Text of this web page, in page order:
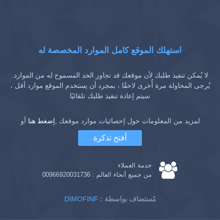
استهلك الموقع كامل الموارد المخصصة له
لا يُمكن تنفيذ طلبك لأن موقعك قد تجاوز الحد المسموح له من الموارد.
يُرجى المحاولة مرة أُخرى لاحقًا ، بمجرد أن يستخدم الموقع موارد أقل ،
سيتم إعادة تنفيذ طلبك تلقائيًا
لمزيد من المعلومات حول إحصائيات موارد موقعك ,إضغط هنا أو
أفتح تذكرة
خدمة العملاء
من جميع أنحاء العالم : 00966920031736
DIMOFINF : مُستضاف بواسطة